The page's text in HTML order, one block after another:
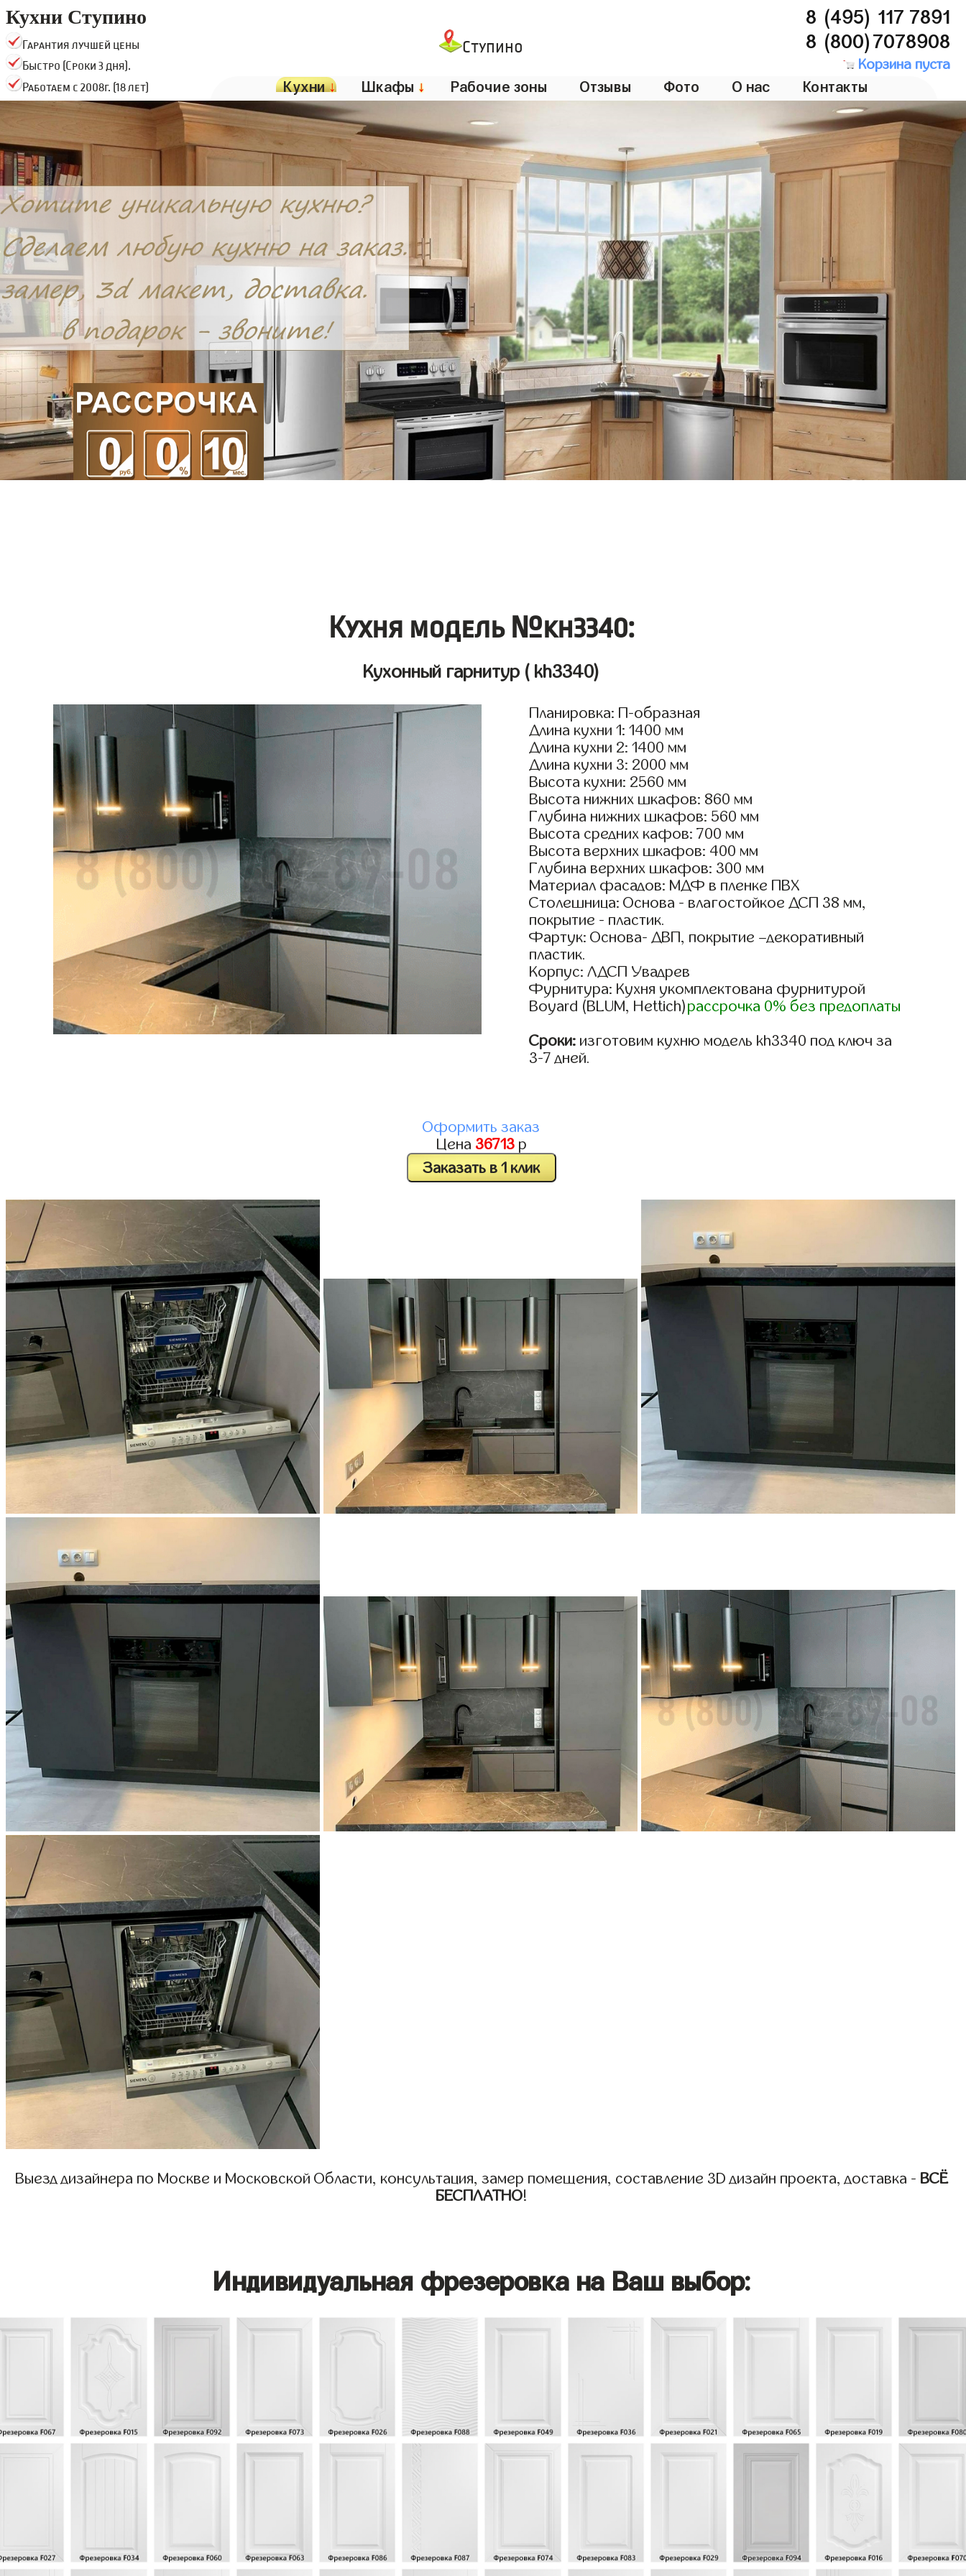
Кухни Ступино
Гарантия лучшей цены
Быстро (Сроки 3 дня).
Работаем с 2008г. (18 лет)
Ступино
8 (495) 117 7891
8 (800)7078908
Корзина пуста
Кухни↓ Шкафы ↓ Рабочие зоны Отзывы Фото О нас Контакты
Кухня модель №kh3340:
Кухонный гарнитур ( kh3340)
Планировка: П-образная
Длина кухни 1: 1400 мм
Длина кухни 2: 1400 мм
Длина кухни 3: 2000 мм
Высота кухни: 2560 мм
Высота нижних шкафов: 860 мм
Глубина нижних шкафов: 560 мм
Высота средних кафов: 700 мм
Высота верхних шкафов: 400 мм
Глубина верхних шкафов: 300 мм
Материал фасадов: МДФ в пленке ПВХ
Столешница: Основа - влагостойкое ДСП 38 мм,
покрытие - пластик.
Фартук: Основа- ДВП, покрытие –декоративный
пластик.
Корпус: ЛДСП Увадрев
Фурнитура: Кухня укомплектована фурнитурой
Boyard (BLUM, Hettich)рассрочка 0% без предоплаты
Сроки: изготовим кухню модель kh3340 под ключ за
3-7 дней.
Оформить заказ
Цена 36713р
Заказать в 1 клик
Выезд дизайнера по Москве и Московской Области, консультация, замер помещения, составление 3D дизайн проекта, доставка - ВСЁ
БЕСПЛАТНО!
Индивидуальная фрезеровка на Ваш выбор: